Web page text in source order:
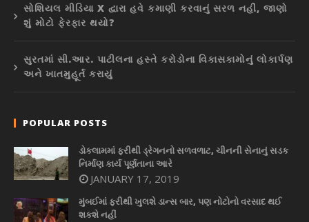
સોશિયલ મીડિયા X દ્વારા હવે કમાણી કરવાનું સરળ નહીં, જાણો
શું મોટો ફેરફાર થયો?
સુરતમાં સી.આર. પાટીલના હસ્તે કરોડોના વિકાસકામોનું લોકાર્પણ
અને ખાતમુહૂર્ત કરાયું
POPULAR POSTS
ડોકલામમાં ફરીથી ડ્રેગનનો સળવળાટ, ચીનની સેનાનું સડક
નિર્માણ કાર્ય પૂર્ણતાના આરે
JANUARY 17, 2019
મુંબઈમાં ફરીથી ખુલશે ડાન્સ બાર, પણ નોટોનો વરસાદ થઈ
શકશે નહીં